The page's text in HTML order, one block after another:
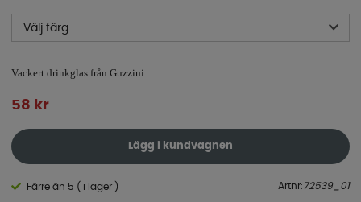
Välj färg
Vackert drinkglas från Guzzini.
58 kr
Lägg i kundvagnen
Färre än 5 ( i lager ) Artnr: 72539_01